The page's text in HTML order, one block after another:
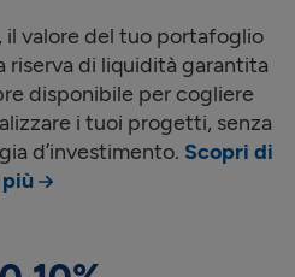
il valore del tuo portafoglio
riserva di liquidità garantita
disponibile per cogliere
i tuoi progetti, senza
d’investimento. Scopri di
più